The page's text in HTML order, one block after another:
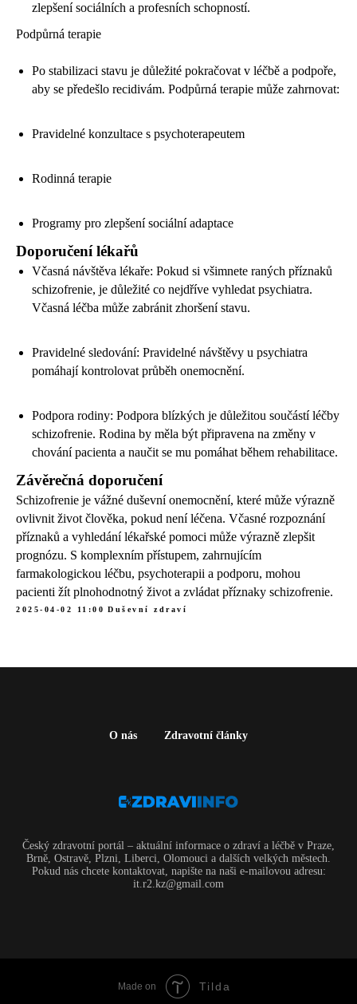
zlepšení sociálních a profesních schopností.
Podpůrná terapie
Po stabilizaci stavu je důležité pokračovat v léčbě a podpoře,
aby se předešlo recidivám. Podpůrná terapie může zahrnovat:
Pravidelné konzultace s psychoterapeutem
Rodinná terapie
Programy pro zlepšení sociální adaptace
Doporučení lékařů
Včasná návštěva lékaře: Pokud si všimnete raných příznaků
schizofrenie, je důležité co nejdříve vyhledat psychiatra.
Včasná léčba může zabránit zhoršení stavu.
Pravidelné sledování: Pravidelné návštěvy u psychiatra
pomáhají kontrolovat průběh onemocnění.
Podpora rodiny: Podpora blízkých je důležitou součástí léčby
schizofrenie. Rodina by měla být připravena na změny v
chování pacienta a naučit se mu pomáhat během rehabilitace.
Závěrečná doporučení
Schizofrenie je vážné duševní onemocnění, které může výrazně
ovlivnit život člověka, pokud není léčena. Včasné rozpoznání
příznaků a vyhledání lékařské pomoci může výrazně zlepšit
prognózu. S komplexním přístupem, zahrnujícím
farmakologickou léčbu, psychoterapii a podporu, mohou
pacienti žít plnohodnotný život a zvládat příznaky schizofrenie.
2025-04-02 11:00 Duševní zdraví
O nás Zdravotní články
Český zdravotní portál – aktuální informace o zdraví a léčbě v Praze,
Brně, Ostravě, Plzni, Liberci, Olomouci a dalších velkých městech.
Pokud nás chcete kontaktovat, napište na naši e-mailovou adresu:
it.r2.kz@gmail.com
Made on Tilda